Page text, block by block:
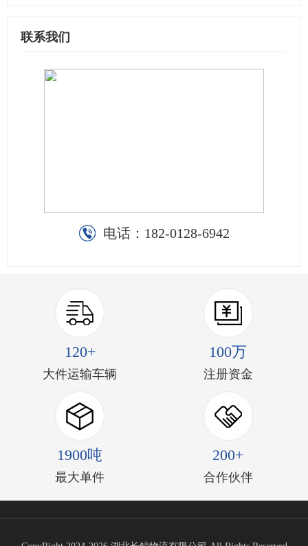
联系我们
电话： 182-0128-6942
120+
大件运输车辆
100万
注册资金
1900吨
最大单件
200+
合作伙伴